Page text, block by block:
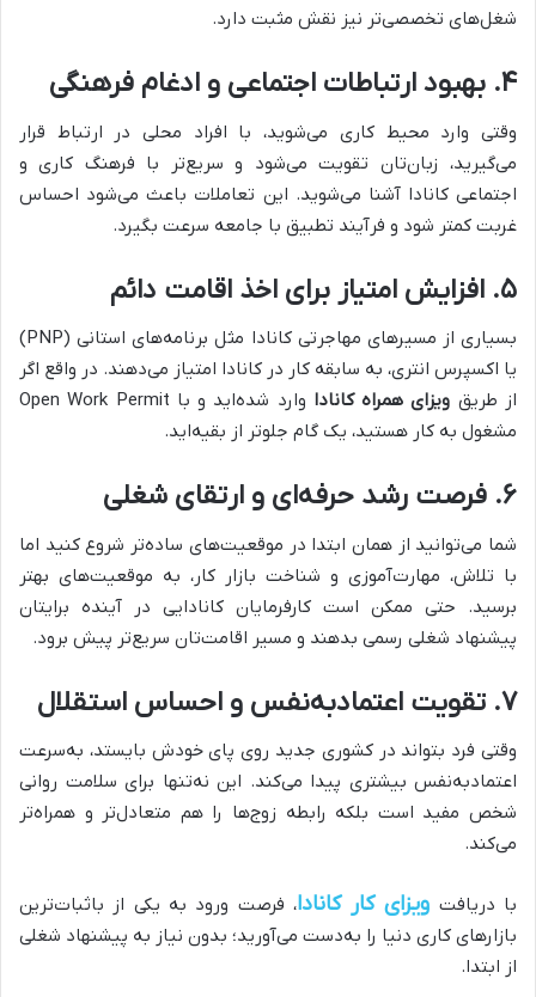
شغل‌های تخصصی‌تر نیز نقش مثبت دارد.
۴. بهبود ارتباطات اجتماعی و ادغام فرهنگی
وقتی وارد محیط کاری می‌شوید، با افراد محلی در ارتباط قرار
می‌گیرید، زبان‌تان تقویت می‌شود و سریع‌تر با فرهنگ کاری و
اجتماعی کانادا آشنا می‌شوید. این تعاملات باعث می‌شود احساس
غربت کمتر شود و فرآیند تطبیق با جامعه سرعت بگیرد.
۵. افزایش امتیاز برای اخذ اقامت دائم
بسیاری از مسیرهای مهاجرتی کانادا مثل برنامه‌های استانی (PNP)
یا اکسپرس انتری، به سابقه کار در کانادا امتیاز می‌دهند. در واقع اگر
از طریق ویزای همراه کانادا
وارد شده‌اید و با Open Work Permit
مشغول به کار هستید، یک گام جلوتر از بقیه‌اید.
۶. فرصت رشد حرفه‌ای و ارتقای شغلی
شما می‌توانید از همان ابتدا در موقعیت‌های ساده‌تر شروع کنید اما
با تلاش، مهارت‌آموزی و شناخت بازار کار، به موقعیت‌های بهتر
برسید. حتی ممکن است کارفرمایان کانادایی در آینده برایتان
پیشنهاد شغلی رسمی بدهند و مسیر اقامت‌تان سریع‌تر پیش برود.
۷. تقویت اعتمادبه‌نفس و احساس استقلال
وقتی فرد بتواند در کشوری جدید روی پای خودش بایستد، به‌سرعت
اعتمادبه‌نفس بیشتری پیدا می‌کند. این نه‌تنها برای سلامت روانی
شخص مفید است بلکه رابطه زوج‌ها را هم متعادل‌تر و همراه‌تر
می‌کند.
با دریافت ویزای کار کانادا، فرصت ورود به یکی از باثبات‌ترین
بازارهای کاری دنیا را به‌دست می‌آورید؛ بدون نیاز به پیشنهاد شغلی
از ابتدا.